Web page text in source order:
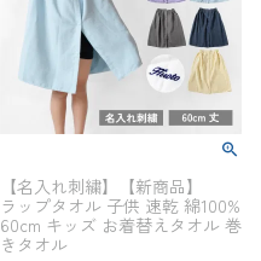
【名入れ刺繍】【新商品】
ラップタオル 子供 速乾 綿100%
60cm キッズ お着替えタオル 巻
きタオル